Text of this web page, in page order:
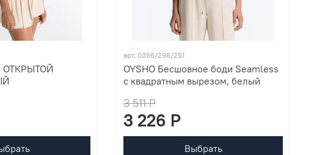
ОТКРЫТОЙ
арт. 0386/298/251
OYSHO Бесшовное боди Seamless
с квадратным вырезом, белый
3 511 P
3 226 P
Выбрать